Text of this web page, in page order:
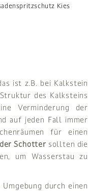
Kies
ist z.B. bei Kalkstein
des Kalksteins
Verminderung der
auf jeden Fall immer
für einen
Schotter sollten die
um Wasserstau zu
durch einen